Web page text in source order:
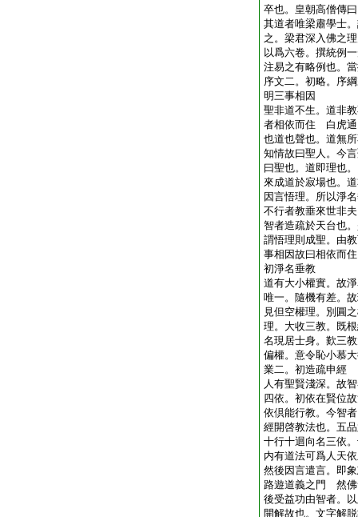
卒也。皇朝高僧傳
其道者唯梁肅學士
之。梁君深入佛之
以爲六卷。撰統例
注易之有略例也。
序文二。初略。序
明三事相因
聖非道不生。道非
者相依而住 白虎通
也道也聲也。道無
知情故曰聖人。今
曰聖也。道即理也
來成道於寂場也。
因言悟理。所以淨
不行者教垂來世非
智者造疏於天台也
謂悟理則成聖。由
事相因故曰相依而
初淨名垂教
道有大小權實。故
唯一。隨機有差。
見但空權理。別圓
理。大收三教。既
名現居士身。歎三
偏權。意令恥小慕
業二。初造疏申經
人有聖賢淺深。故
四依。初依在賢位
依倶能行教。今智
經開啓教法也。五
十行十迴向名三依
内有道法可爲人天
然後因言遣言。即
路遊道義之門 然佛
後受益功由智者。
開解故也。文字解